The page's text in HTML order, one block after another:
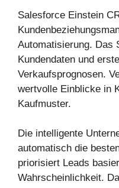
Salesforce Einstein
Automatisierung. Das
Kundendaten und
Verkaufsprognosen.
wertvolle Einblicke in
Kaufmuster.
Die intelligente
automatisch die
priorisiert Leads
Wahrscheinlichkeit.